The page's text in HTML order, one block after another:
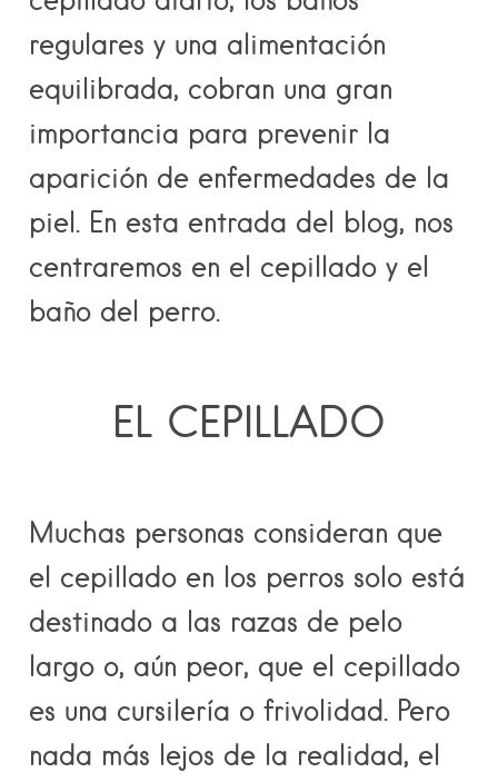
regulares y una alimentación
equilibrada, cobran una gran
importancia para prevenir la
aparición de enfermedades de la
piel. En esta entrada del blog, nos
centraremos en el cepillado y el
baño del perro.
EL CEPILLADO
Muchas personas consideran que
el cepillado en los perros solo está
destinado a las razas de pelo
largo o, aún peor, que el cepillado
es una cursilería o frivolidad. Pero
nada más lejos de la realidad, el